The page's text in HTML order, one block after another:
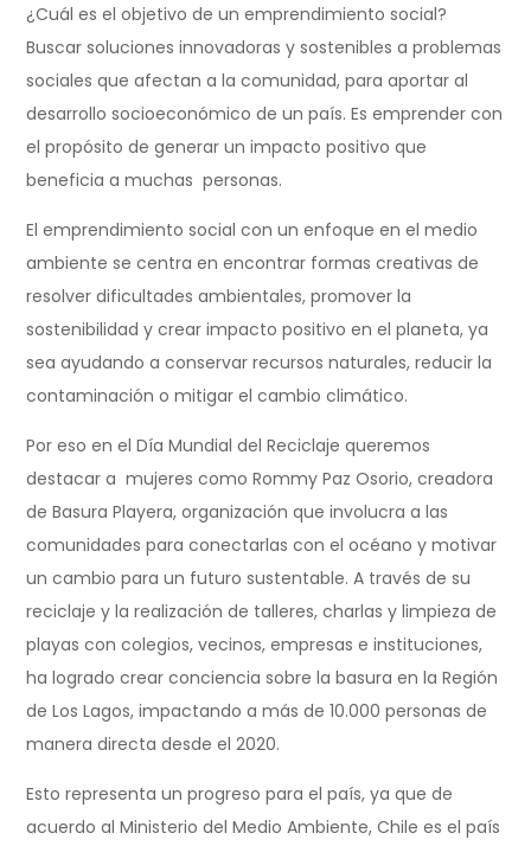
¿Cuál es el objetivo de un emprendimiento social?
Buscar soluciones innovadoras y sostenibles a problemas
sociales que afectan a la comunidad, para aportar al
desarrollo socioeconómico de un país. Es emprender con
el propósito de generar un impacto positivo que
beneficia a muchas personas.
El emprendimiento social con un enfoque en el medio
ambiente se centra en encontrar formas creativas de
resolver dificultades ambientales, promover la
sostenibilidad y crear impacto positivo en el planeta, ya
sea ayudando a conservar recursos naturales, reducir la
contaminación o mitigar el cambio climático.
Por eso en el Día Mundial del Reciclaje queremos
destacar a mujeres como Rommy Paz Osorio, creadora
de Basura Playera, organización que involucra a las
comunidades para conectarlas con el océano y motivar
un cambio para un futuro sustentable. A través de su
reciclaje y la realización de talleres, charlas y limpieza de
playas con colegios, vecinos, empresas e instituciones,
ha logrado crear conciencia sobre la basura en la Región
de Los Lagos, impactando a más de 10.000 personas de
manera directa desde el 2020.
Esto representa un progreso para el país, ya que de
acuerdo al Ministerio del Medio Ambiente, Chile es el país